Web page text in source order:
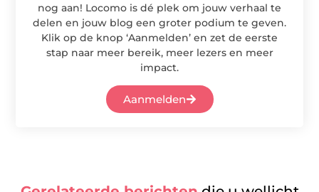
nog aan! Locomo is dé plek om jouw verhaal te
delen en jouw blog een groter podium te geven.
Klik op de knop ‘Aanmelden’ en zet de eerste
stap naar meer bereik, meer lezers en meer
impact.
Aanmelden